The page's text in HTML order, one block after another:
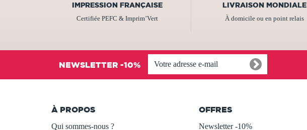
IMPRESSION FRANÇAISE
Certifiée PEFC & Imprim’Vert
LIVRAISON MONDIALE
À domicile ou en point relais
NEWSLETTER -10%
À PROPOS
Qui sommes-nous ?
OFFRES
Newsletter -10%